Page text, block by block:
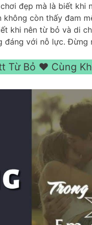
đẹp mà là biết khi
còn thấy đam
khi nên từ bỏ và di
đáng với nỗ lực. Đừng
Từ Bỏ ❤️ Cùng